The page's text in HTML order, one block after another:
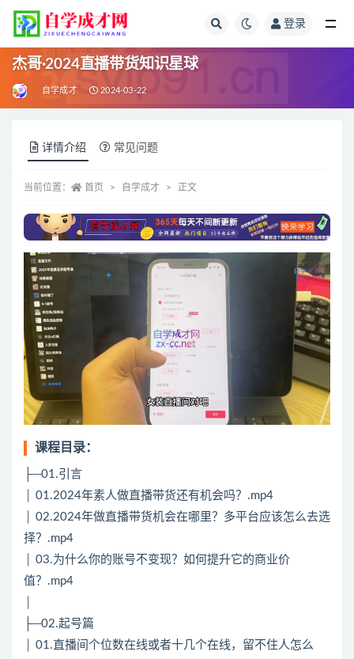
登录
杰哥·2024直播带货知识星球
自学成才 2024-03-22
详情介绍 常见问题
当前位置： 首页 自学成才 正文
课程目录：
├─01.引言
│ 01.2024年素人做直播带货还有机会吗？.mp4
│ 02.2024年做直播带货机会在哪里？多平台应该怎么去选
择？.mp4
│ 03.为什么你的账号不变现？如何提升它的商业价
值？.mp4
├─02.起号篇
│ 01.直播间个位数在线或者十几个在线，留不住人怎么